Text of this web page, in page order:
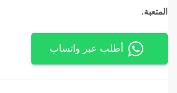
المتعبة.
أطلب عبر واتساب